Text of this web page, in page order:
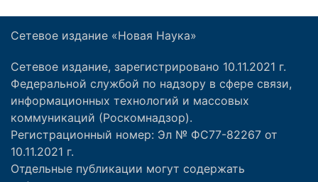
Сетевое издание «Новая Наука»
Сетевое издание, зарегистрировано 10.11.2021 г.
Федеральной службой по надзору в сфере связи,
информационных технологий и массовых
коммуникаций (Роскомнадзор).
Регистрационный номер: Эл № ФС77-82267 от
10.11.2021 г.
Отдельные публикации могут содержать